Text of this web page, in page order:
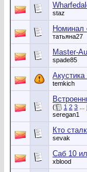
staz
Номинал
татьяна27
Master-
spade85
temkich
( 1 2 3
seregan1
Кто
sevak
Саб 10
xblood